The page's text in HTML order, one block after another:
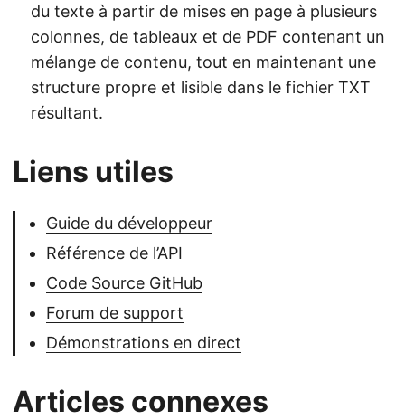
du texte à partir de mises en page à plusieurs
colonnes, de tableaux et de PDF contenant un
mélange de contenu, tout en maintenant une
structure propre et lisible dans le fichier TXT
résultant.
Liens utiles
Guide du développeur
Référence de l’API
Code Source GitHub
Forum de support
Démonstrations en direct
Articles connexes